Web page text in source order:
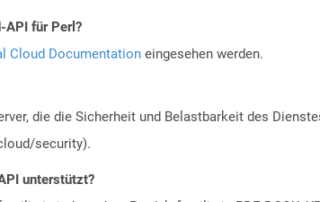
API für Perl?
Cloud Documentation eingesehen werden.
die die Sicherheit und Belastbarkeit des
security).
unterstützt?